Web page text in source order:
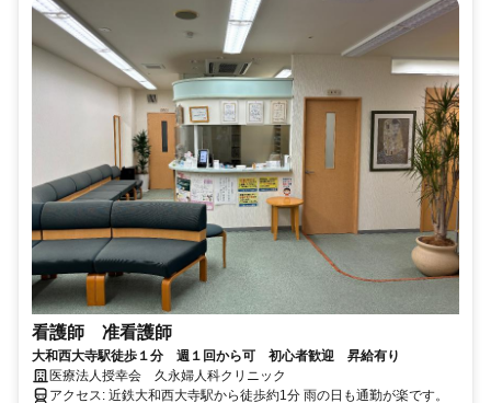
看護師 准看護師
大和西大寺駅徒歩１分 週１回から可 初心者歓迎 昇給有り
医療法人授幸会 久永婦人科クリニック
アクセス: 近鉄大和西大寺駅から徒歩約1分 雨の日も通勤が楽です。